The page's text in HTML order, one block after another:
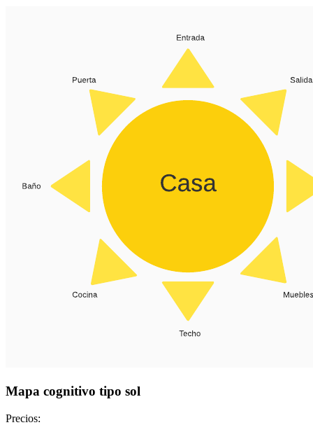
Mapa cognitivo tipo sol
Precios: